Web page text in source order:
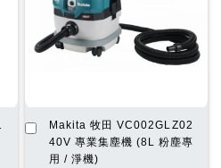
Makita 牧田 VC002GLZ02
40V 專業集塵機 (8L 粉塵專
用 / 淨機)
加
入
購